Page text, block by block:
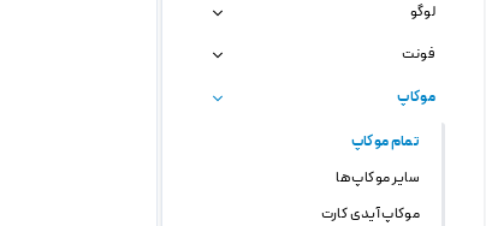
لوگو
فونت
موکاپ
تمام موکاپ
سایر موکاپ ها
موکاپ آیدی کارت